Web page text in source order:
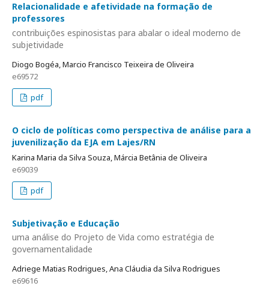
Relacionalidade e afetividade na formação de
professores
contribuições espinosistas para abalar o ideal moderno de
subjetividade
Diogo Bogéa, Marcio Francisco Teixeira de Oliveira
e69572
pdf
O ciclo de políticas como perspectiva de análise para a
juvenilização da EJA em Lajes/RN
Karina Maria da Silva Souza, Márcia Betânia de Oliveira
e69039
pdf
Subjetivação e Educação
uma análise do Projeto de Vida como estratégia de
governamentalidade
Adriege Matias Rodrigues, Ana Cláudia da Silva Rodrigues
e69616